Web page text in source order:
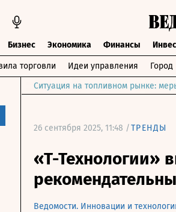
Бизнес Экономика Финансы
торговли Идеи управления Город
Ситуация на топливном рынке:
26 сентября 2025, 11:48 /ТРЕНДЫ
«Т-Технологии»
Ведомости. Инновации и